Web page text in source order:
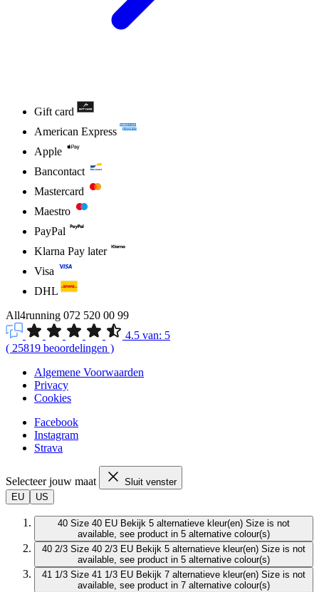
Gift card
American Express
Apple
Bancontact
Mastercard
Maestro
PayPal
Klarna Pay later
Visa
DHL
All4running 072 520 00 99
4.5 van: 5
( 25819 beoordelingen )
Algemene Voorwaarden
Privacy
Cookies
Facebook
Instagram
Strava
Selecteer jouw maat
Sluit venster
EU
US
40 Size 40 EU Bekijk 5 alternatieve kleur(en) Size is not
available, see product in 5 alternative colour(s)
40 2/3 Size 40 2/3 EU Bekijk 5 alternatieve kleur(en) Size is not
available, see product in 5 alternative colour(s)
41 1/3 Size 41 1/3 EU Bekijk 7 alternatieve kleur(en) Size is not
available, see product in 7 alternative colour(s)